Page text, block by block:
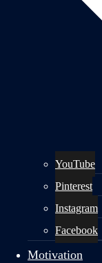
YouTube
Pinterest
Instagram
Facebook
Motivation